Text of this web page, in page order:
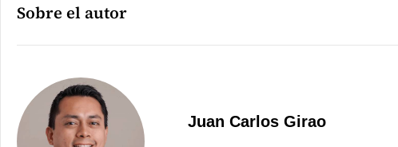
Sobre el autor
Juan Carlos Girao